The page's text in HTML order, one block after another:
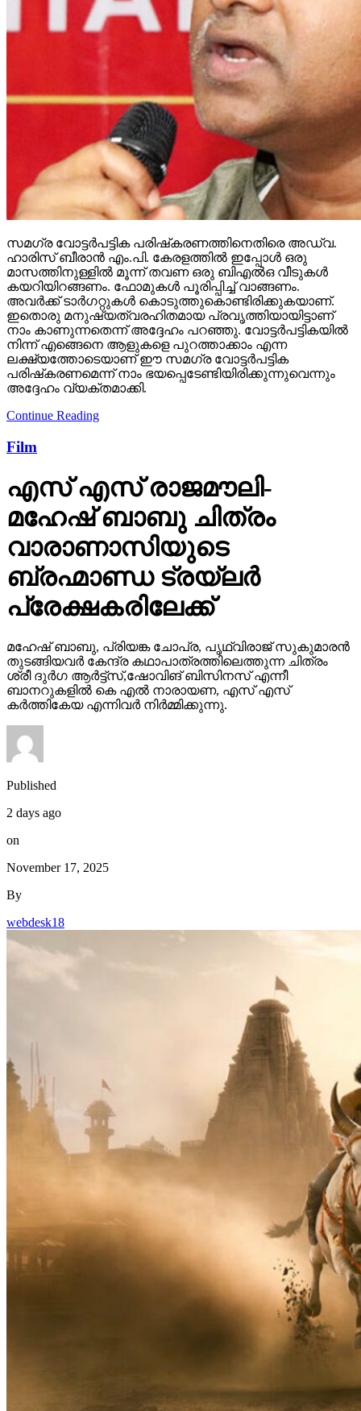
സമഗ്ര വോട്ടര്‍പട്ടിക പരിഷ്‌കരണത്തിനെതിരെ അഡ്വ.
ഹാരിസ് ബീരാന്‍ എം.പി. കേരളത്തില്‍ ഇപ്പോള്‍ ഒരു
മാസത്തിനുള്ളില്‍ മൂന്ന് തവണ ഒരു ബിഎല്‍ഒ വീടുകള്‍
കയറിയിറങ്ങണം. ഫോമുകള്‍ പൂരിപ്പിച്ച് വാങ്ങണം.
അവര്‍ക്ക് ടാര്‍ഗറ്റുകള്‍ കൊടുത്തുകൊണ്ടിരിക്കുകയാണ്.
ഇതൊരു മനുഷ്യത്വരഹിതമായ പ്രവൃത്തിയായിട്ടാണ്
നാം കാണുന്നതെന്ന് അദ്ദേഹം പറഞ്ഞു. വോട്ടര്‍പട്ടികയില്‍
നിന്ന് എങ്ങെനെ ആളുകളെ പുറത്താക്കാം എന്ന
ലക്ഷ്യത്തോടെയാണ് ഈ സമഗ്ര വോട്ടര്‍പട്ടിക
പരിഷ്‌കരണമെന്ന് നാം ഭയപ്പെടേണ്ടിയിരിക്കുന്നുവെന്നും
അദ്ദേഹം വ്യക്തമാക്കി.
Continue Reading
Film
എസ് എസ് രാജമൗലി-
മഹേഷ് ബാബു ചിത്രം
വാരാണാസിയുടെ
ബ്രഹ്മാണ്ഡ ട്രയ്ലർ
പ്രേക്ഷകരിലേക്ക്
മഹേഷ് ബാബു, പ്രിയങ്ക ചോപ്ര, പൃഥ്വിരാജ് സുകുമാരൻ
തുടങ്ങിയവർ കേന്ദ്ര കഥാപാത്രത്തിലെത്തുന്ന ചിത്രം
ശ്രീ ദുർഗ ആർട്ട്സ്,ഷോവിങ് ബിസിനസ് എന്നീ
ബാനറുകളിൽ കെ എൽ നാരായണ, എസ് എസ്
കർത്തികേയ എന്നിവർ നിർമ്മിക്കുന്നു.
Published
2 days ago
on
November 17, 2025
By
webdesk18